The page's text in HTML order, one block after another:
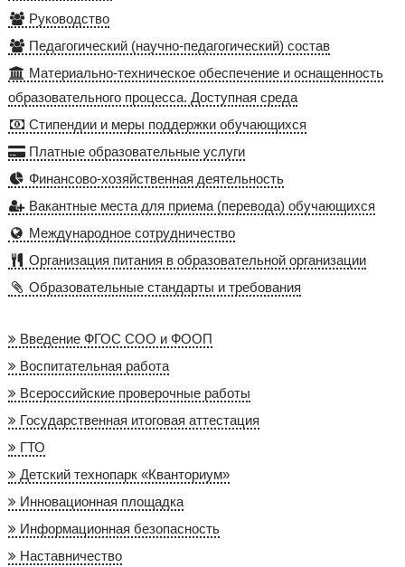
Руководство
Педагогический (научно-педагогический) состав
Материально-техническое обеспечение и оснащенность
образовательного процесса. Доступная среда
Стипендии и меры поддержки обучающихся
Платные образовательные услуги
Финансово-хозяйственная деятельность
Вакантные места для приема (перевода) обучающихся
Международное сотрудничество
Организация питания в образовательной организации
Образовательные стандарты и требования
Введение ФГОС СОО и ФООП
Воспитательная работа
Всероссийские проверочные работы
Государственная итоговая аттестация
ГТО
Детский технопарк «Кванториум»
Инновационная площадка
Информационная безопасность
Наставничество